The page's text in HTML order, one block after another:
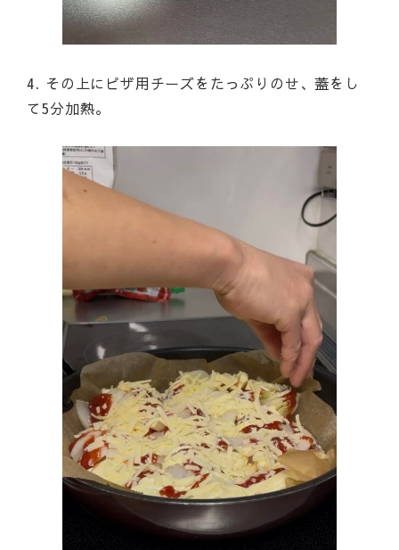
4. その上にピザ用チーズをたっぷりのせ、蓋をし
て5分加熱。